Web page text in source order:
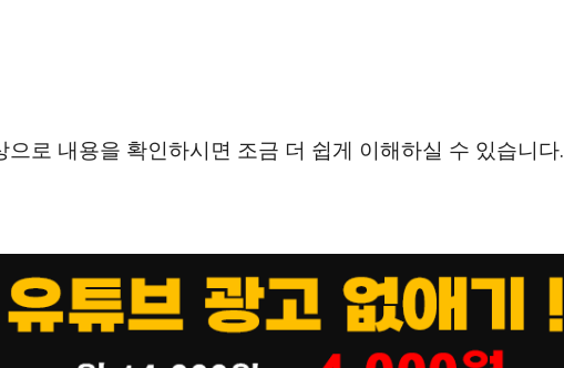
으로 내용을 확인하시면 조금 더 쉽게 이해하실 수 있습니다.